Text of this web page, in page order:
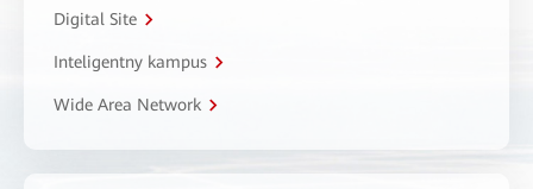
Digital Site
Inteligentny kampus
Wide Area Network